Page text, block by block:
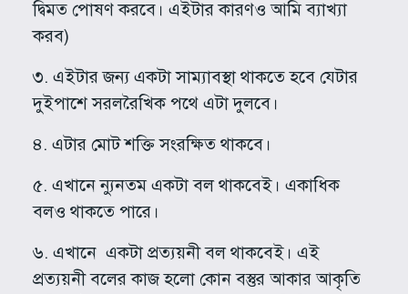
দ্বিমত পোষণ করবে। এইটার কারণও আমি ব্যাখ্যা
করব)
৩. এইটার জন্য একটা সাম্যাবস্থা থাকতে হবে যেটার
দুইপাশে সরলরৈখিক পথে এটা দুলবে।
৪. এটার মোট শক্তি সংরক্ষিত থাকবে।
৫. এখানে ন্যুনতম একটা বল থাকবেই। একাধিক
বলও থাকতে পারে।
৬. এখানে একটা প্রত্যয়নী বল থাকবেই। এই
প্রত্যয়নী বলের কাজ হলো কোন বস্তুর আকার আকৃতি